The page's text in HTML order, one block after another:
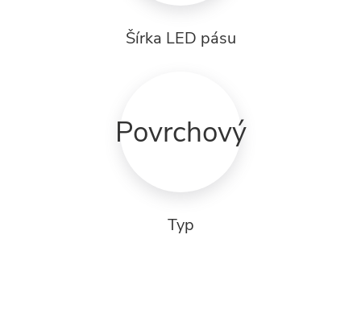
Šírka LED pásu
Povrchový
Typ